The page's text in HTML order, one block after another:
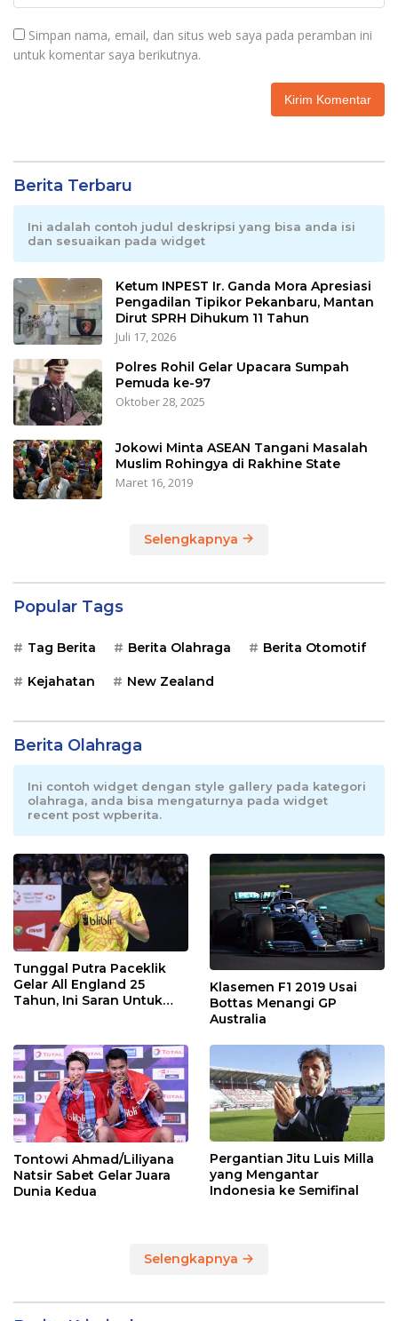
Simpan nama, email, dan situs web saya pada peramban ini
untuk komentar saya berikutnya.
Berita Terbaru
Ini adalah contoh judul deskripsi yang bisa anda isi
dan sesuaikan pada widget
Ketum INPEST Ir. Ganda Mora Apresiasi
Pengadilan Tipikor Pekanbaru, Mantan
Dirut SPRH Dihukum 11 Tahun
Juli 17, 2026
Polres Rohil Gelar Upacara Sumpah
Pemuda ke-97
Oktober 28, 2025
Jokowi Minta ASEAN Tangani Masalah
Muslim Rohingya di Rakhine State
Maret 16, 2019
Selengkapnya
Popular Tags
Tag Berita Berita Olahraga Berita Otomotif
Kejahatan New Zealand
Berita Olahraga
Ini contoh widget dengan style gallery pada kategori
olahraga, anda bisa mengaturnya pada widget
recent post wpberita.
Tunggal Putra Paceklik
Gelar All England 25
Tahun, Ini Saran Untuk
Klasemen F1 2019 Usai
Bottas Menangi GP
Australia
Tontowi Ahmad/Liliyana
Natsir Sabet Gelar Juara
Dunia Kedua
Pergantian Jitu Luis Milla
yang Mengantar
Indonesia ke Semifinal
Selengkapnya